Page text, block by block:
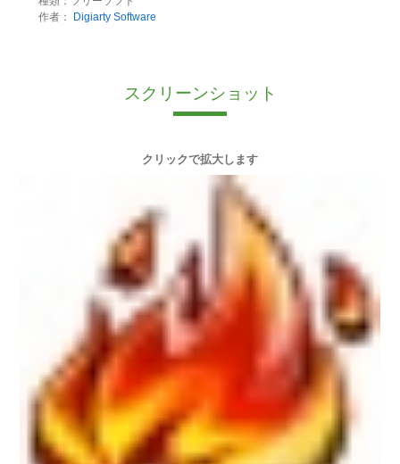
作者：
Digiarty Software
スクリーンショット
クリックで拡大します